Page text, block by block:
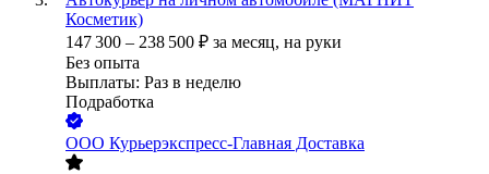
Косметик)
147 300 – 238 500 ₽ за месяц, на руки
Без опыта
Выплаты: Раз в неделю
Подработка
ООО Курьерэкспресс-Главная Доставка